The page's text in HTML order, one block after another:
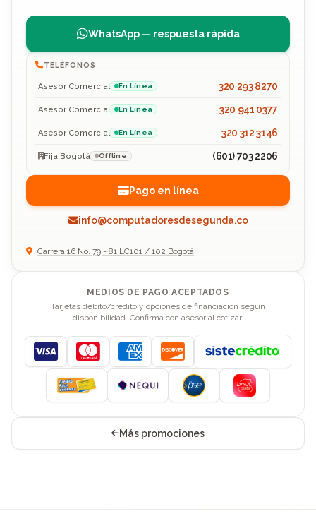
WhatsApp — respuesta rápida
TELÉFONOS
Asesor Comercial En Línea 320 293 8270
Asesor Comercial En Línea 320 941 0377
Asesor Comercial En Línea 320 312 3146
Fija Bogotá Offline (601) 703 2206
Pago en línea
info@computadoresdesegunda.co
Carrera 16 No. 79 - 81 LC101 / 102 Bogotá
MEDIOS DE PAGO ACEPTADOS
Tarjetas débito/crédito y opciones de financiación según
disponibilidad. Confirma con asesor al cotizar.
Visa MastercardAmerican Express
Discover
Más promociones